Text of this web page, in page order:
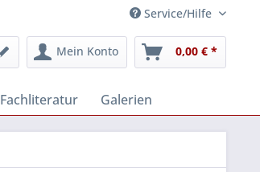
Service/Hilfe
Mein Konto
0,00 € *
Fachliteratur Galerien